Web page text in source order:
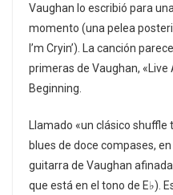
Vaughan lo escribió para
momento (una pelea
I’m Cryin’). La canción
primeras de Vaughan, «Live
Beginning.
Llamado «un clásico shuffle
blues de doce compases,
guitarra de Vaughan
que está en el tono de E♭).